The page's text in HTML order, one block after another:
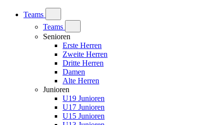
Teams
Teams
Senioren
Erste Herren
Zweite Herren
Dritte Herren
Damen
Alte Herren
Junioren
U19 Junioren
U17 Junioren
U15 Junioren